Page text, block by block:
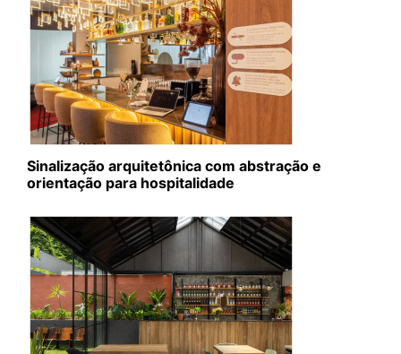
Sinalização arquitetônica com abstração e
orientação para hospitalidade